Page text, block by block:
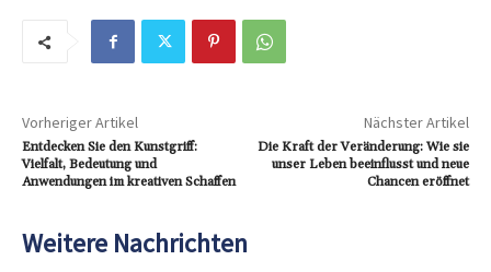
Vorheriger Artikel
Entdecken Sie den Kunstgriff:
Vielfalt, Bedeutung und
Anwendungen im kreativen Schaffen
Nächster Artikel
Die Kraft der Veränderung: Wie sie
unser Leben beeinflusst und neue
Chancen eröffnet
Weitere Nachrichten